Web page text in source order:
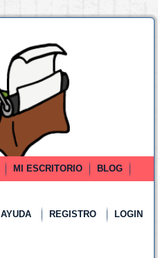
MI ESCRITORIO
BLOG
AYUDA REGISTRO LOGIN